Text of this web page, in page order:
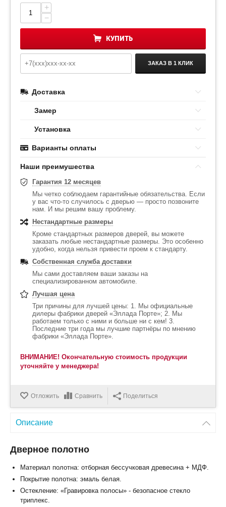
+
−
КУПИТЬ
ЗАКАЗ В 1 КЛИК
Доставка
Замер
Установка
Варианты оплаты
Наши преимушества
Гарантия 12 месяцев
Мы четко соблюдаем гарантийные обязательства. Если
у вас что-то случилось с дверью — просто позвоните
нам. И мы решим вашу проблему.
Нестандартные размеры
Кроме стандартных размеров дверей, вы можете
заказать любые нестандартные размеры. Это особенно
удобно, когда нельзя привести проем к стандарту.
Собственная служба доставки
Мы сами доставляем ваши заказы на
специализированном автомобиле.
Лучшая цена
Три причины для лучшей цены: 1. Мы официальные
дилеры фабрики дверей «Эллада Порте»; 2. Мы
работаем только с ними и больше ни с кем! 3.
Последние три года мы лучшие партнёры по мнению
фабрики «Эллада Порте».
ВНИМАНИЕ! Окончательную стоимость продукции
уточняйте у менеджера!
Отложить Сравнить Поделиться
Описание
Дверное полотно
Материал полотна: отборная бессучковая древесина + МДФ.
Покрытие полотна: эмаль белая.
Остекление: «Гравировка полосы» - безопасное стекло
триплекс.